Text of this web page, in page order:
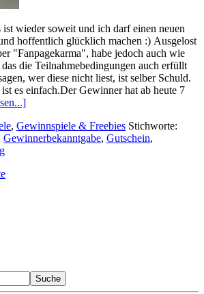
wieder soweit und ich darf einen neuen
hoffentlich glücklich machen :) Ausgelost
"Fanpagekarma", habe jedoch auch wie
die Teilnahmebedingungen auch erfüllt
wer diese nicht liest, ist selber Schuld.
es einfach.Der Gewinner hat ab heute 7
, Gewinnspiele & Freebies Stichworte:
Gewinnerbekanntgabe, Gutschein,